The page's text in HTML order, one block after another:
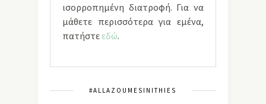
ισορροπημένη διατροφή. Για να
μάθετε περισσότερα για εμένα,
πατήστε εδώ.
#ALLAZOUMESINITHIES